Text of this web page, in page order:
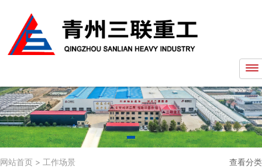
网站首页 > 工作场景 查看分类